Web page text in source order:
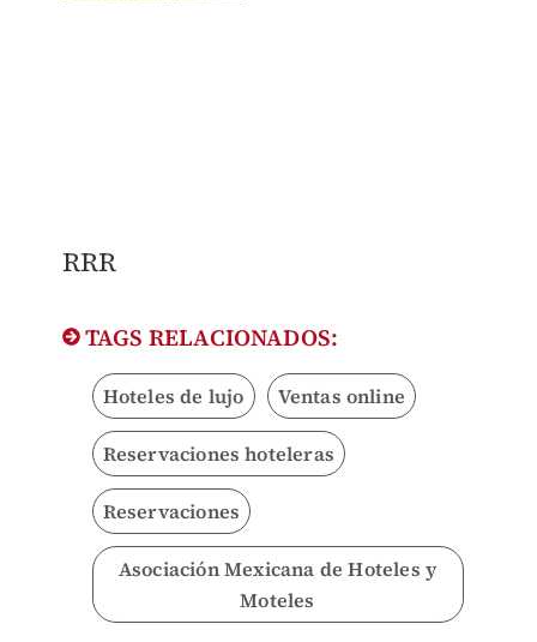
RRR
TAGS RELACIONADOS:
Hoteles de lujo Ventas online
Reservaciones hoteleras
Reservaciones
Asociación Mexicana de Hoteles y
Moteles